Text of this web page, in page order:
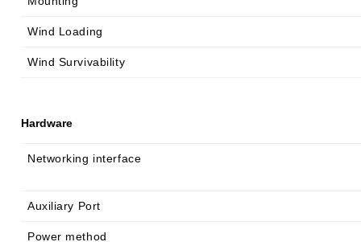
Wind Loading
Wind Survivability
Hardware
Networking interface
Auxiliary Port
Power method